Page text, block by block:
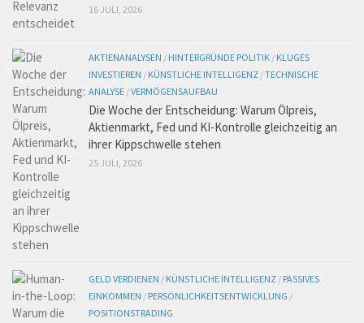
16 JULI, 2026
AKTIENANALYSEN / HINTERGRÜNDE POLITIK / KLUGES
INVESTIEREN / KÜNSTLICHE INTELLIGENZ /TECHNISCHE
ANALYSE /VERMÖGENSAUFBAU
Die Woche der Entscheidung: Warum Ölpreis,
Aktienmarkt, Fed und KI-Kontrolle gleichzeitig an
ihrer Kippschwelle stehen
25 JULI, 2026
GELD VERDIENEN / KÜNSTLICHE INTELLIGENZ / PASSIVES
EINKOMMEN / PERSÖNLICHKEITSENTWICKLUNG /
POSITIONSTRADING